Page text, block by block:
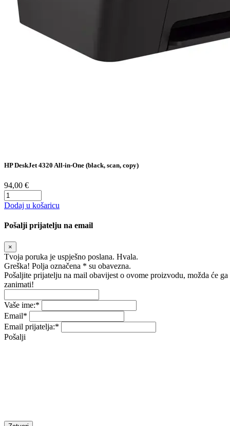
HP DeskJet 4320 All-in-One (black, scan, copy)
94,00 €
Dodaj u košaricu
Pošalji prijatelju na email
×
Tvoja poruka je uspješno poslana. Hvala.
Greška! Polja označena * su obavezna.
Pošaljite prijatelju na mail obavijest o ovome proizvodu, možda će ga
zanimati!
Vaše ime:*
Email*
Email prijatelja:*
Pošalji